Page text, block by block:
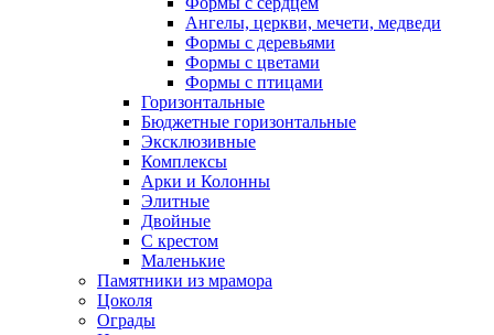
Ангелы, церкви, мечети, медведи
Формы с деревьями
Формы с цветами
Формы с птицами
Горизонтальные
Бюджетные горизонтальные
Эксклюзивные
Комплексы
Арки и Колонны
Элитные
Двойные
С крестом
Маленькие
Памятники из мрамора
Цоколя
Ограды